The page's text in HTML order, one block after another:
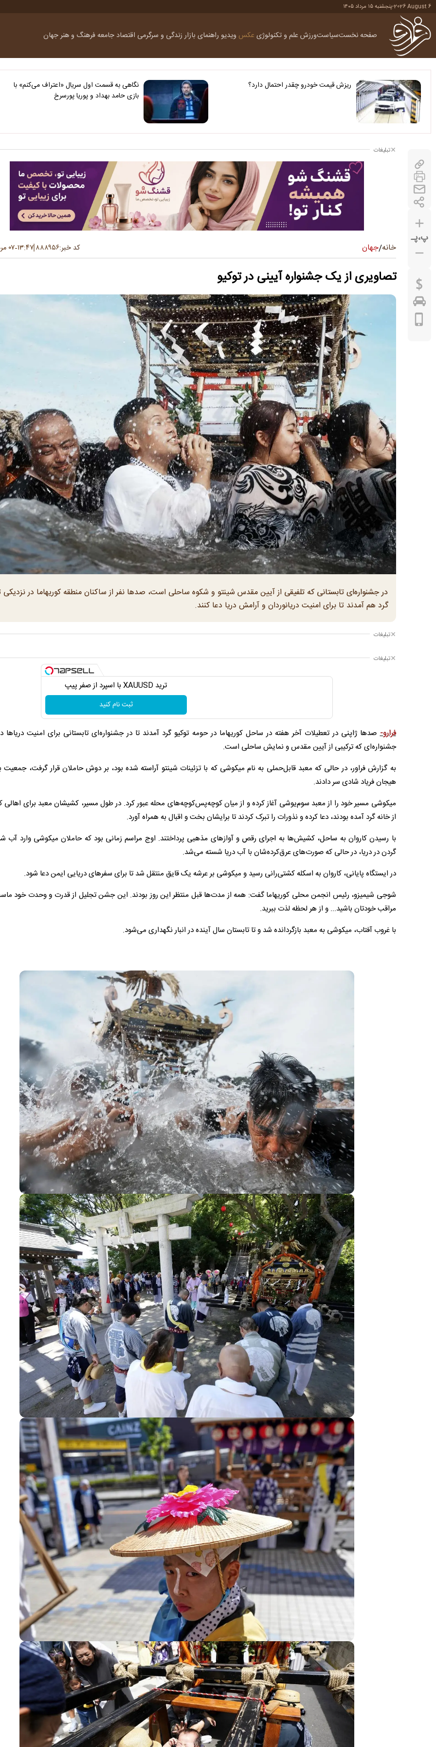
2026 August 6
-پنجشنبه ۱۵ مرداد ۱۴۰۵
صفحه نخستسیاستورزش علم و تکنولوژی عکس ویدیو راهنمای بازارزندگی و سرگرمی اقتصاد جامعهفرهنگ و هنرجهان
ریزش قیمت خودرو چقدر احتمال دارد؟
نگاهی به قسمت اول سریال «اعتراف می‌کنم» با
بازی حامد بهداد و پوریا پورسرخ
پ،پـ
تبلیغات
خانه/جهان کد خبر:۸۸۸۹۵۶ ۱۳:۴۷-۰۷ مرداد ۱۴۰۴
تصاویری از یک جشنواره آیینی در توکیو
در جشنواره‌ای تابستانی که تلفیقی از آیین مقدس شینتو و شکوه ساحلی است، صدها نفر از ساکنان منطقه کوریهاما در نزدیکی
گرد هم آمدند تا برای امنیت دریانوردان و آرامش دریا دعا کنند.
تبلیغات
تبلیغات
ترید XAUUSD با اسپرد از صفر پیپ
ثبت نام کنید
فرارو-صدها ژاپنی در تعطیلات آخر هفته در ساحل کوریهاما در حومه توکیو گرد آمدند تا در جشنواره‌ای تابستانی برای امنیت دریاها
جشنواره‌ای که ترکیبی از آیین مقدس و نمایش ساحلی است.
به گزارش فراور، در حالی که معبد قابل‌حملی به نام میکوشی که با تزئینات شینتو آراسته شده بود، بر دوش حاملان قرار گرفت، جمعیت
هیجان فریاد شادی سر دادند.
میکوشی مسیر خود را از معبد سوم‌یوشی آغاز کرده و از میان کوچه‌پس‌کوچه‌های محله عبور کرد. در طول مسیر، کشیشان معبد برای اهالی
از خانه گرد آمده بودند، دعا کرده و نذورات را تبرک کردند تا برایشان بخت و اقبال به همراه آورد.
با رسیدن کاروان به ساحل، کشیش‌ها به اجرای رقص و آوازهای مذهبی پرداختند. اوج مراسم زمانی بود که حاملان میکوشی وارد آب
گردن در دریا، در حالی که صورت‌های عرق‌کرده‌شان با آب دریا شسته می‌شد.
در ایستگاه پایانی، کاروان به اسکله کشتی‌رانی رسید و میکوشی بر عرشه یک قایق منتقل شد تا برای سفرهای دریایی ایمن دعا شود.
شوجی شیمیزو، رئیس انجمن محلی کوریهاما گفت: همه از مدت‌ها قبل منتظر این روز بودند. این جشن تجلیل از قدرت و وحدت خود
مراقب خودتان باشید... و از هر لحظه لذت ببرید.
با غروب آفتاب، میکوشی به معبد بازگردانده شد و تا تابستان سال آینده در انبار نگهداری می‌شود.